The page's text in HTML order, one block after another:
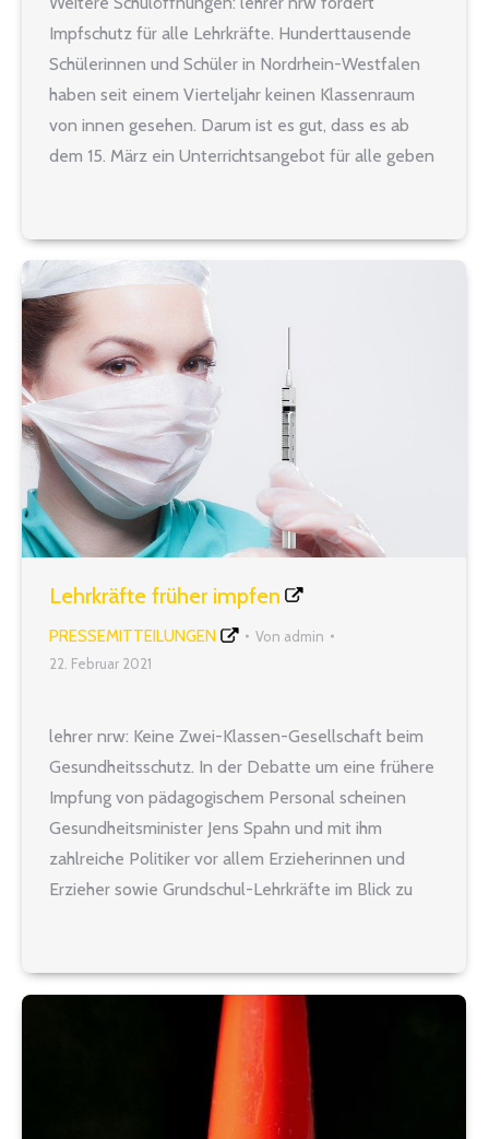
Impfschutz für alle Lehrkräfte. Hunderttausende
Schülerinnen und Schüler in Nordrhein-Westfalen
haben seit einem Vierteljahr keinen Klassenraum
von innen gesehen. Darum ist es gut, dass es ab
dem 15. März ein Unterrichtsangebot für alle geben
Herausforderung und für alle am…
Lehrkräfte früher impfen
PRESSEMITTEILUNGEN Von admin
22. Februar 2021
lehrer nrw: Keine Zwei-Klassen-Gesellschaft beim
Gesundheitsschutz. In der Debatte um eine frühere
Impfung von pädagogischem Personal scheinen
Gesundheitsminister Jens Spahn und mit ihm
zahlreiche Politiker vor allem Erzieherinnen und
Erzieher sowie Grundschul-Lehrkräfte im Blick zu
Ergänzung dazu fordern wir allerdings, auch…